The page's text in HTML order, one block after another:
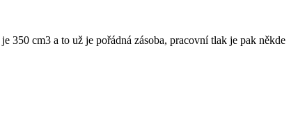
350 cm3 a to už je pořádná zásoba, pracovní tlak je pak někde